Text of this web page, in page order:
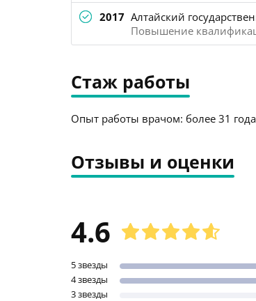
2017 Алтайский
Повышение
Стаж работы
Опыт работы врачом: более 31
Отзывы и оценки
4.6
5 звезды
4 звезды
3 звезды